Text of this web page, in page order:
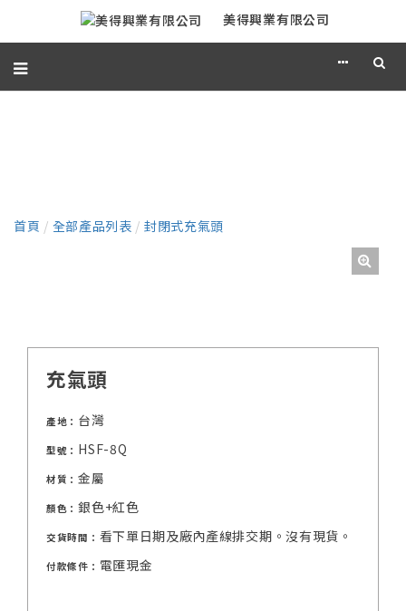
美得興業有限公司
首頁 / 全部產品列表 / 封閉式充氣頭
充氣頭
產地： 台灣
型號： HSF-8Q
材質：金屬
顏色：銀色+紅色
交貨時間： 看下單日期及廠內產線排交期。沒有現貨。
付款條件： 電匯現金